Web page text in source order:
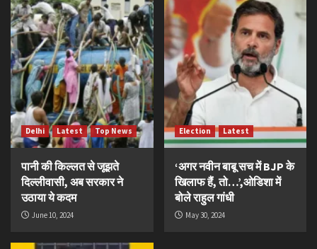
Delhi Latest Top News
पानी की किल्लत से जूझते
दिल्लीवासी, अब सरकार ने
उठाया ये कदम
June 10, 2024
Election Latest
‘अगर नवीन बाबू सच में BJP के
खिलाफ हैं, तो…’,ओडिशा में
बोले राहुल गांधी
May 30, 2024